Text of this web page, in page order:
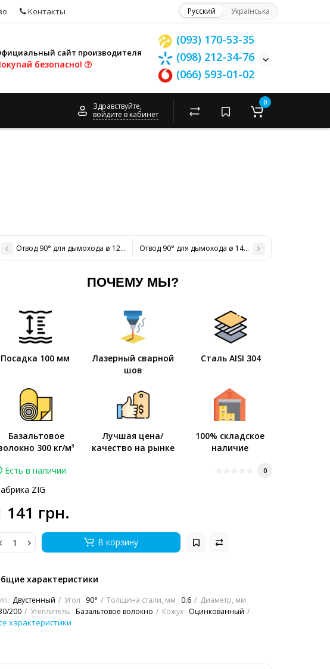
Контакты Русский Українська
сайт производителя
безопасно!
(093) 170-53-35
(098) 212-34-76
(066) 593-01-02
Здравствуйте,
войдите в кабинет
0
Отвод 90° для дымохода ø 120/180 н/оц 0,6 ммОтвод 90° для дымохода ø 140/200 н/оц 0,6 мм
ПОЧЕМУ МЫ?
Посадка 100 мм
Лазерный сварной
шов
Сталь AISI 304
Базальтовое
300 кг/м³
Лучшая цена/
качество на рынке
100% складское
наличие
Есть в наличии
0
ZIG
141 грн.
В корзину
характеристики
Двустенный Угол 90° Толщина стали, мм 0.6
Диаметр, мм
200
Утеплитель Базальтовое волокно Кожух Оцинкованный
характеристики